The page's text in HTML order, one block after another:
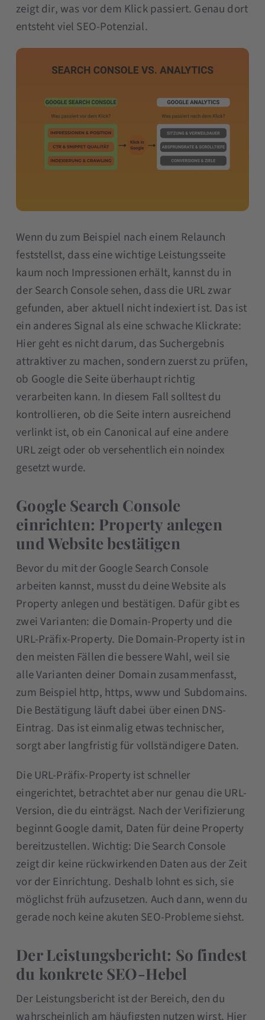
zeigt dir, was vor dem Klick passiert. Genau dort
entsteht viel SEO-Potenzial.
Wenn du zum Beispiel nach einem Relaunch
feststellst, dass eine wichtige Leistungsseite
kaum noch Impressionen erhält, kannst du in
der Search Console sehen, dass die URL zwar
gefunden, aber aktuell nicht indexiert ist. Das ist
ein anderes Signal als eine schwache Klickrate:
Hier geht es nicht darum, das Suchergebnis
attraktiver zu machen, sondern zuerst zu prüfen,
ob Google die Seite überhaupt richtig
verarbeiten kann. In diesem Fall solltest du
kontrollieren, ob die Seite intern ausreichend
verlinkt ist, ob ein Canonical auf eine andere
URL zeigt oder ob versehentlich ein noindex
gesetzt wurde.
Google Search Console
einrichten: Property anlegen
und Website bestätigen
Bevor du mit der Google Search Console
arbeiten kannst, musst du deine Website als
Property anlegen und bestätigen. Dafür gibt es
zwei Varianten: die Domain-Property und die
URL-Präfix-Property. Die Domain-Property ist in
den meisten Fällen die bessere Wahl, weil sie
alle Varianten deiner Domain zusammenfasst,
zum Beispiel http, https, www und Subdomains.
Die Bestätigung läuft dabei über einen DNS-
Eintrag. Das ist einmalig etwas technischer,
sorgt aber langfristig für vollständigere Daten.
Die URL-Präfix-Property ist schneller
eingerichtet, betrachtet aber nur genau die URL-
Version, die du einträgst. Nach der Verifizierung
beginnt Google damit, Daten für deine Property
bereitzustellen. Wichtig: Die Search Console
zeigt dir keine rückwirkenden Daten aus der Zeit
vor der Einrichtung. Deshalb lohnt es sich, sie
möglichst früh aufzusetzen. Auch dann, wenn du
gerade noch keine akuten SEO-Probleme siehst.
Der Leistungsbericht: So findest
du konkrete SEO-Hebel
Der Leistungsbericht ist der Bereich, den du
wahrscheinlich am häufigsten nutzen wirst. Hier